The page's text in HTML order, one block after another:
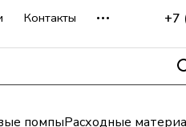
Контакты +7
помпыРасходные